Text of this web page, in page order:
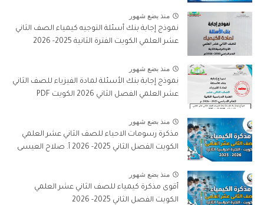
منذ بضع شهور
نموذج إجابة بنك أسئلة التوجيه كيمياء الصف الثاني
عشر العلمي الكويت الفترة الثانية 2025- 2026
منذ بضع شهور
نموذج إجابة بنك الأسئلة لمادة الفيزياء للصف الثاني
عشر العلمي الفصل الثاني 2026 الكويت PDF
منذ بضع شهور
مذكرة رسومات الاحياء للصف الثاني عشر العلمي
الكويت الفصل الثاني 2025- 2026 أ. صلاح العيسى
منذ بضع شهور
أقوى مذكرة كيمياء للصف الثاني عشر العلمي
الكويت الفصل الثاني 2025- 2026